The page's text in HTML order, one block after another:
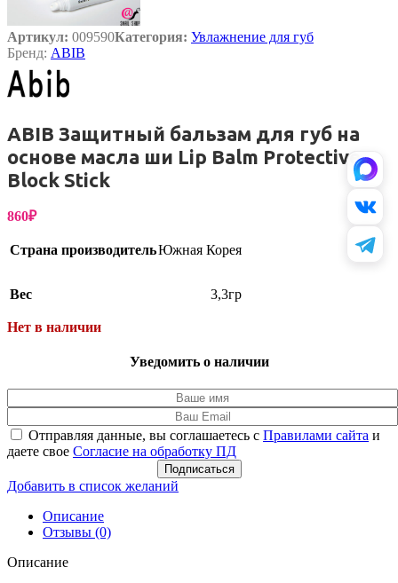
Артикул: 009590Категория: Увлажнение для губ
Бренд: ABIB
ABIB Защитный бальзам для губ на
основе масла ши Lip Balm Protective
Block Stick
860₽
Страна производительЮжная Корея
Вес 3,3гр
Нет в наличии
Уведомить о наличии
Отправляя данные, вы соглашаетесь с Правилами сайта и
даете свое Согласие на обработку ПД
Подписаться
Добавить в список желаний
Описание
Отзывы (0)
Описание